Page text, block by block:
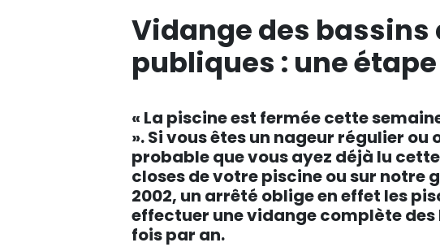
Vidange des bassins
publiques : une
« La piscine est fermée cette
». Si vous êtes un nageur régulier
probable que vous ayez déjà lu
closes de votre piscine ou sur notre
2002, un arrêté oblige en effet les
effectuer une vidange complète des
fois par an.